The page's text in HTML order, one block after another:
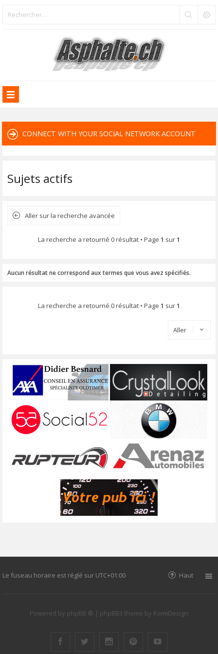
CONNECT WITH YOUR SOCIAL NETWORK ACCOUNT
Sujets actifs
Aller sur la recherche avancée
La recherche a retourné 0 résultat • Page 1 sur1
Aucun résultat ne correspond aux termes que vous avez spécifiés.
La recherche a retourné 0 résultat • Page 1 sur1
Aller
Le fuseau horaire est réglé sur UTC+01:00 Haut
Powered by phpBB ® | phpBB3 theme by KomiDesign